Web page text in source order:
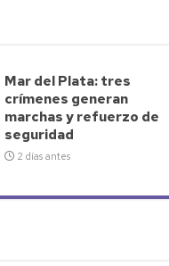
Mar del Plata: tres
crímenes generan
marchas y refuerzo de
seguridad
2 días antes